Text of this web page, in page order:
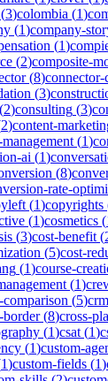
(3)colombia (1)
(1)company-
(1)
(2)composite-
(8)connector-
(3)
(2)consulting (3)
2)content-
(1)
ai (1)
(8)
rate-
(1)copyrights
(1)cosmetics (
(3)cost-benefit (
(5)cost-
(1)course-
(1)
comparison (5)
border(8)cross-
(1)csat (1)
(1)custom-
1)custom-fields (1)